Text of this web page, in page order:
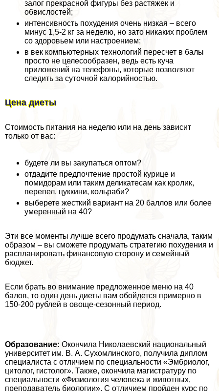
залог прекрасной фигуры без растяжек и
обвислостей;
интенсивность похудения очень низкая – всего
минус 1,5-2 кг за неделю, но зато никаких проблем
со здоровьем или настроением;
в век компьютерных технологий пересчет в балы
просто не целесообразен, ведь есть куча
приложений на телефоны, которые позволяют
следить за суточной калорийностью.
Цена диеты
Стоимость питания на неделю или на день зависит
только от вас:
будете ли вы закупаться оптом?
отдадите предпочтение простой курице и
помидорам или таким деликатесам как кролик,
перепел, цуккини, кольраби?
выберете жесткий вариант на 20 баллов или более
умеренный на 40?
Эти все моменты лучше всего продумать сначала, таким
образом – вы сможете продумать стратегию похудения и
распланировать финансовую сторону и семейный
бюджет.
Если брать во внимание предложенное меню на 40
балов, то один день диеты вам обойдется примерно в
150-200 рублей в овоще-сезонный период.
Образование: Окончила Николаевский национальный
университет им. В. А. Сухомлинского, получила диплом
специалиста с отличием по специальности «Эмбриолог,
цитолог, гистолог». Также, окончила магистратуру по
специальности «Физиология человека и животных,
преподаватель биологии». С отличием пройден курс по